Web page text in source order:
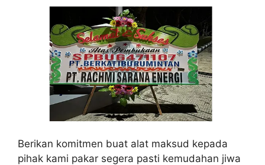
Berikan komitmen buat alat maksud kepada
pihak kami pakar segera pasti kemudahan jiwa